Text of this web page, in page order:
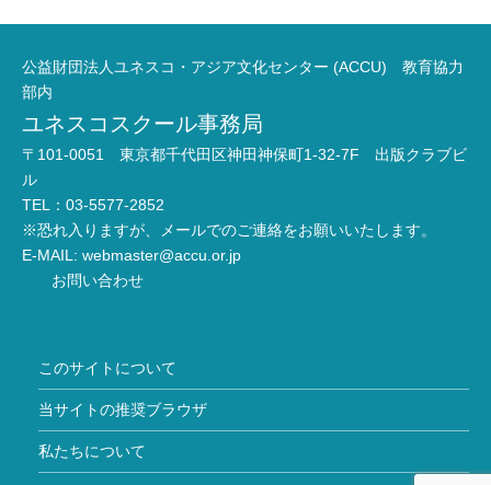
公益財団法人ユネスコ・アジア文化センター (ACCU) 教育協力
部内
ユネスコスクール事務局
〒101-0051 東京都千代田区神田神保町1-32-7F 出版クラブビ
ル
TEL：03-5577-2852
※恐れ入りますが、メールでのご連絡をお願いいたします。
E-MAIL: webmaster@accu.or.jp
お問い合わせ
このサイトについて
当サイトの推奨ブラウザ
私たちについて